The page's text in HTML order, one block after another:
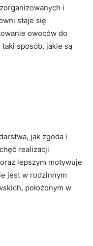
i
staje się
owoców do
sposób, jakie są
jak zgoda i
realizacji
lepszym motywuje
jest w rodzinnym
położonym w